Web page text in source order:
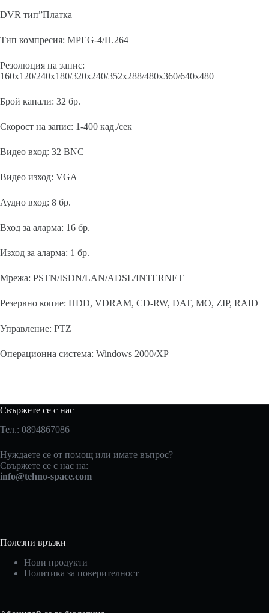
DVR тип”Платка
Тип компресия: MPEG-4/H.264
Резолюция на запис:
160х120/240х180/320х240/352х288/480х360/640х480
Брой канали: 32 бр.
Скорост на запис: 1-400 кад./сек
Видео вход: 32 BNC
Видео изход: VGA
Аудио вход: 8 бр.
Вход за аларма: 16 бр.
Изход за аларма: 1 бр.
Мрежа: PSTN/ISDN/LAN/ADSL/INTERNET
Резервно копие: HDD, VDRAM, CD-RW, DAT, MO, ZIP, RAID
Управление: PTZ
Операционна система: Windows 2000/XP
Свържете се с нас
Тел.: 0894867086
Нуждаете се от помощ или имате въпрос?
Свържете се с нас на:
info@tehno-space.com
Полезни връзки
Нови продукти
Политика за поверителност